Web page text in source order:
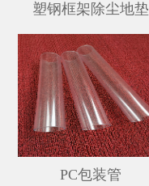
塑钢框架除尘地垫
PC包装管